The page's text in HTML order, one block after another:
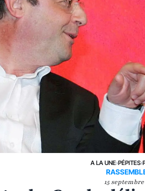
A LA UNE›PÉPITES›
15 septembre